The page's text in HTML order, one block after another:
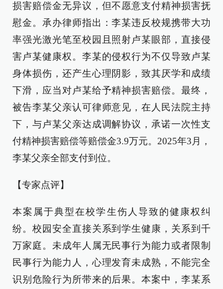
损害赔偿金无异议，但不愿意支付精神损害抚
慰金。承办律师指出：李某违反校规携带大功
率强光激光笔至校园且照射卢某眼部，直接侵
害卢某健康权。李某的侵权行为不仅导致卢某
身体损伤，还产生心理阴影，致其厌学和成绩
下滑，应当对卢某给予精神损害赔偿。最终，
被告李某父亲认可律师意见，在人民法院主持
下，与卢某父亲达成调解协议，承诺一次性支
付精神损害赔偿等赔偿金3.9万元。2025年3月，
李某父亲全部支付到位。
【专家点评】
本案属于典型在校学生伤人导致的健康权纠
纷。校园安全直接关系到学生健康，关系到千
万家庭。未成年人属无民事行为能力或者限制
民事行为能力人，心理发育未成熟，不能完全
识别危险行为所带来的后果。本案中，李某系